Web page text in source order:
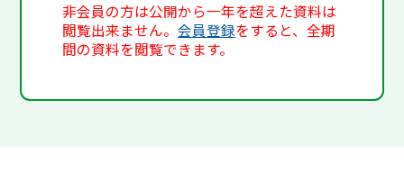
非会員の方は公開から一年を超えた資料は
閲覧出来ません。会員登録をすると、全期
間の資料を閲覧できます。